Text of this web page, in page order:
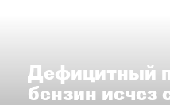
Дефицитный
бензин исчез